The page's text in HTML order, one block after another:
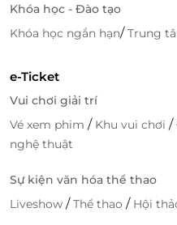
Khóa học - Đào tạo
Khóa học ngắn hạn/Trung
e-Ticket
Vui chơi giải trí
Vé xem phim / Khu vui chơi /
nghệ thuật
Sự kiện văn hóa thể thao
Liveshow /Thể thao / Hội